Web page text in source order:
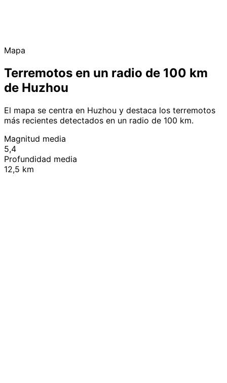
Mapa
Terremotos en un radio de 100 km
de Huzhou
El mapa se centra en Huzhou y destaca los terremotos
más recientes detectados en un radio de 100 km.
Magnitud media
5,4
Profundidad media
12,5 km